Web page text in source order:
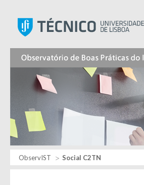
ObservIST Social C2TN